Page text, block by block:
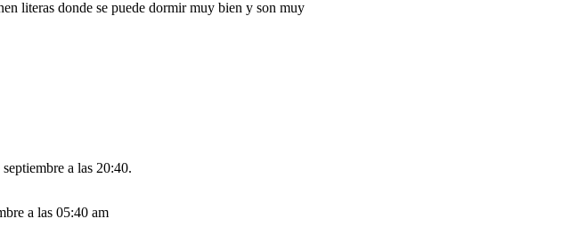
literas donde se puede dormir muy bien y son muy
a las 20:40.
a las 05:40 am